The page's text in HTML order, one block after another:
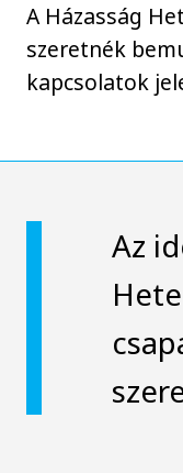
A Házasság
szeretnék
kapcsolatok
Az